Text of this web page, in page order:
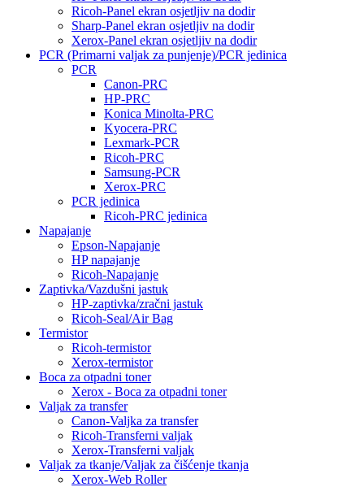
Ricoh-Panel ekran osjetljiv na dodir
Sharp-Panel ekran osjetljiv na dodir
Xerox-Panel ekran osjetljiv na dodir
PCR (Primarni valjak za punjenje)/PCR jedinica
PCR
Canon-PRC
HP-PRC
Konica Minolta-PRC
Kyocera-PRC
Lexmark-PCR
Ricoh-PRC
Samsung-PCR
Xerox-PRC
PCR jedinica
Ricoh-PRC jedinica
Napajanje
Epson-Napajanje
HP napajanje
Ricoh-Napajanje
Zaptivka/Vazdušni jastuk
HP-zaptivka/zračni jastuk
Ricoh-Seal/Air Bag
Termistor
Ricoh-termistor
Xerox-termistor
Boca za otpadni toner
Xerox - Boca za otpadni toner
Valjak za transfer
Canon-Valjka za transfer
Ricoh-Transferni valjak
Xerox-Transferni valjak
Valjak za tkanje/Valjak za čišćenje tkanja
Xerox-Web Roller